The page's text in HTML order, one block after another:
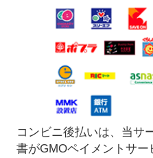
コンビニ後払いは、当サ
書がGMOペイメントサ